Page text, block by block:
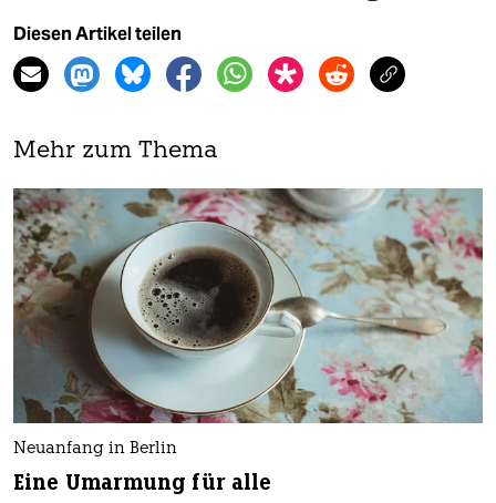
Diesen Artikel teilen
Mehr zum Thema
Neuanfang in Berlin
Eine Umarmung für alle